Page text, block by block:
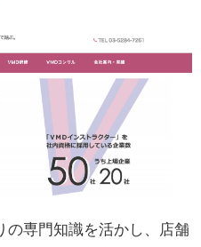
の専門知識を活かし、店舗